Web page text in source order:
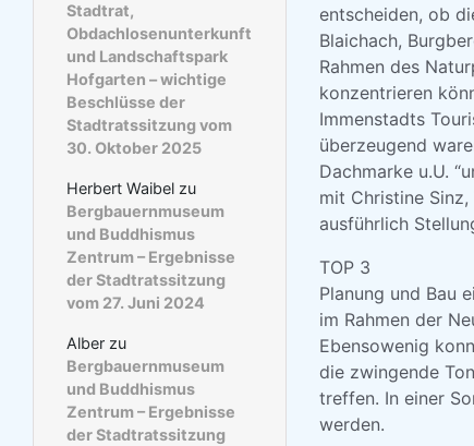
entscheiden, ob
Blaichach,
Rahmen des
konzentrieren
Immenstadts
überzeugend
Dachmarke u.U.
mit Christine
ausführlich
TOP 3
Planung und Bau
im Rahmen der
Ebensowenig
die zwingende
treffen. In einer
werden.
Stadtrat,
Obdachlosenunterkunft
und Landschaftspark
Hofgarten – wichtige
Beschlüsse der
Stadtratssitzung vom
30. Oktober 2025
Herbert Waibel zu
Bergbauernmuseum
und Buddhismus
Zentrum – Ergebnisse
der Stadtratssitzung
vom 27. Juni 2024
Alber zu
Bergbauernmuseum
und Buddhismus
Zentrum – Ergebnisse
der Stadtratssitzung